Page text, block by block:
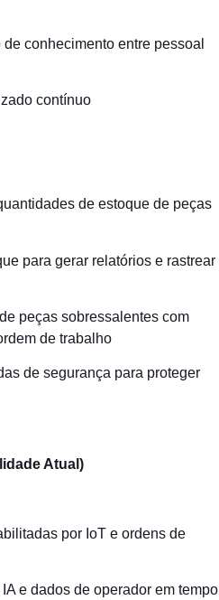
conhecimento entre pessoal
contínuo
de estoque de peças
para gerar relatórios e rastrear
peças sobressalentes com
de trabalho
de segurança para proteger
Atual )
por IoT e ordens de
e dados de operador em tempo